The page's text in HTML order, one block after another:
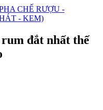
CHẾ RƯỢU -
- KEM)
đắt nhất thế